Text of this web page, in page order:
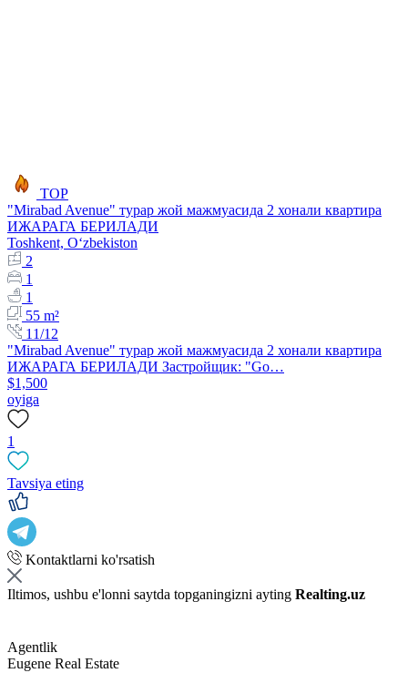
TOP
​"Mirabad Avenue" турар жой мажмуасида 2 хонали квартира
ИЖАРАГА БЕРИЛАДИ
Toshkent, Oʻzbekiston
2
1
1
55 m²
11/12
​"Mirabad Avenue" турар жой мажмуасида 2 хонали квартира
ИЖАРАГА БЕРИЛАДИ Застройщик: "Go…
$1,500
oyiga
1
Tavsiya eting
Kontaktlarni ko'rsatish
Iltimos, ushbu e'lonni saytda topganingizni ayting Realting.uz
Agentlik
Eugene Real Estate